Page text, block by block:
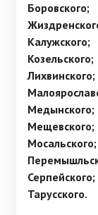
Боровского;
Калужского;
Козельского;
Лихвинского;
Медынского;
Мещевского;
Мосальского;
Серпейского;
Тарусского.